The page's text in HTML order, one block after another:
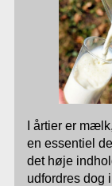
I årtier er
en essentiel
det høje
udfordres dog